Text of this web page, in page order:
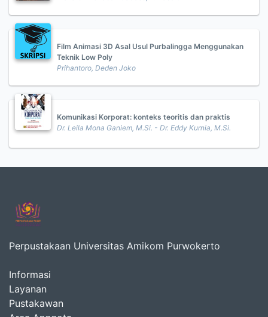
Film Animasi 3D Asal Usul Purbalingga Menggunakan
Teknik Low Poly
Prihantoro, Deden Joko
Komunikasi Korporat: konteks teoritis dan praktis
Dr. Leila Mona Ganiem, M.Si. - Dr. Eddy Kurnia, M.Si.
Perpustakaan Universitas Amikom Purwokerto
Informasi
Layanan
Pustakawan